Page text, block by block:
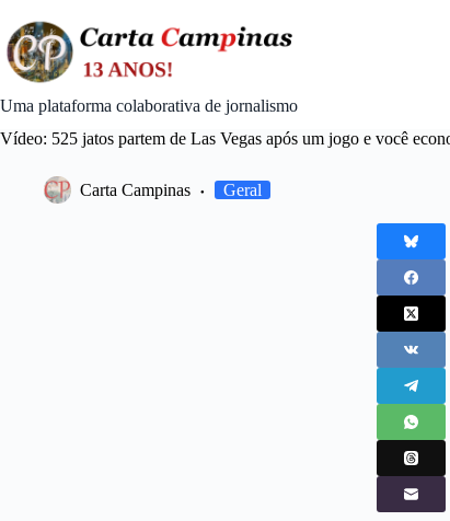
content
Uma plataforma colaborativa de jornalismo
Vídeo: 525 jatos partem de Las Vegas após um jogo e você
Carta Campinas Geral